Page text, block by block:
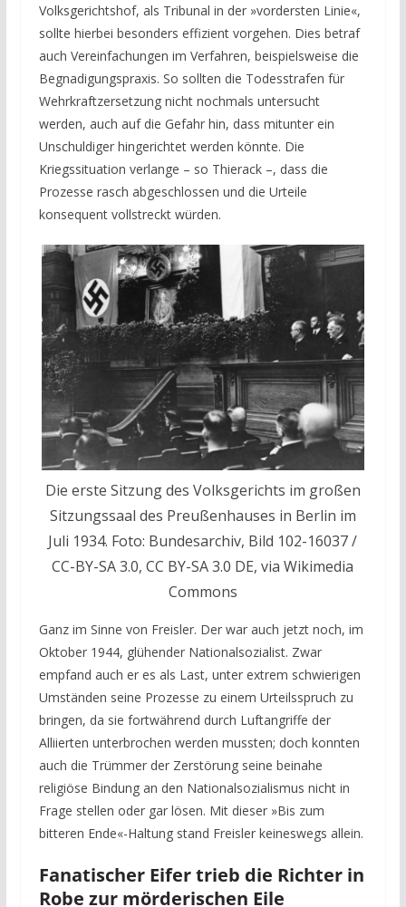
Volksgerichtshof, als Tribunal in der »vordersten Linie«,
sollte hierbei besonders effizient vorgehen. Dies betraf
auch Vereinfachungen im Verfahren, beispielsweise die
Begnadigungspraxis. So sollten die Todesstrafen für
Wehrkraftzersetzung nicht nochmals untersucht
werden, auch auf die Gefahr hin, dass mitunter ein
Unschuldiger hingerichtet werden könnte. Die
Kriegssituation verlange – so Thierack –, dass die
Prozesse rasch abgeschlossen und die Urteile
konsequent vollstreckt würden.
Die erste Sitzung des Volksgerichts im großen
Sitzungssaal des Preußenhauses in Berlin im
Juli 1934. Foto: Bundesarchiv, Bild 102-16037 /
CC-BY-SA 3.0, CC BY-SA 3.0 DE, via Wikimedia
Commons
Ganz im Sinne von Freisler. Der war auch jetzt noch, im
Oktober 1944, glühender Nationalsozialist. Zwar
empfand auch er es als Last, unter extrem schwierigen
Umständen seine Prozesse zu einem Urteilsspruch zu
bringen, da sie fortwährend durch Luftangriffe der
Alliierten unterbrochen werden mussten; doch konnten
auch die Trümmer der Zerstörung seine beinahe
religiöse Bindung an den Nationalsozialismus nicht in
Frage stellen oder gar lösen. Mit dieser »Bis zum
bitteren Ende«-Haltung stand Freisler keineswegs allein.
Fanatischer Eifer trieb die Richter in
Robe zur mörderischen Eile